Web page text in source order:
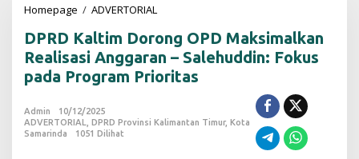
Homepage / ADVERTORIAL
R
D
K
a
i
DPRD Kaltim Dorong OPD Maksimalkan
Realisasi Anggaran – Salehuddin: Fokus
pada Program Prioritas
Admin
10/12/2025
ADVERTORIAL
DPRD Provinsi Kalimantan Timur, Kota
Samarinda
1051 Dilihat